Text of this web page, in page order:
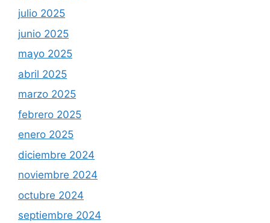
julio 2025
junio 2025
mayo 2025
abril 2025
marzo 2025
febrero 2025
enero 2025
diciembre 2024
noviembre 2024
octubre 2024
septiembre 2024